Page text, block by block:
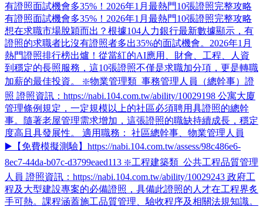
有證照面試機會多35%！2026年1月最熱門10張證照完整攻略
有證照面試機會多35%！2026年1月最熱門10張證照完整攻略
想在求職市場脫穎而出？根據104人力銀行最新數據顯示，有
證照的求職者比沒有證照者多出35%的面試機會。2026年1月
熱門證照排行榜出爐！從當紅的AI應用、財會、工程、人資
到穩定的長照服務，這10張證照不僅是求職加分項，更是轉職
加薪的最佳投資。 ❇️物業管理類_事務管理人員（總幹事）證
照 證照資訊：https://nabi.104.com.tw/ability/10029198 公寓大廈
管理條例規定，一定規模以上的社區必須聘用具證照的總幹
事。隨著老屋管理需求增加，這張證照的職缺持續成長，穩定
度高且具發展性。 適用職務： 社區總幹事、物業管理人員
▶️【免費模擬測驗】https://nabi.104.com.tw/assess/98c486e6-
8ec7-44da-b07c-d3799eaed113 ❇️工程建築類_公共工程品質管理
人員 證照資訊：https://nabi.104.com.tw/ability/10029243 政府工
程及大型建設專案的必備證照，具備此證照的人才在工程界炙
手可熱。課程涵蓋施工品質管理、驗收程序及相關法規知識。